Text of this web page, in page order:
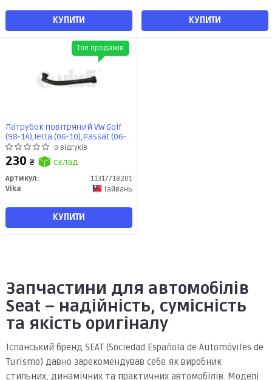
КУПИТИ КУПИТИ
Патрубок повітряний VW Golf
(98-14),Jetta (06-10),Passat (06-
11)/Audi A3 (97-13)/Seat Leon
(02-13) (11317718201) VIKA
0 відгуків
230 ₴ склад
Артикул:
11317718201
Vika
Тайвань
КУПИТИ
Топ продажів
Запчастини для автомобілів
Seat – надійність, сумісність
та якість оригіналу
Іспанський бренд SEAT (Sociedad Española de Automóviles de
Turismo) давно зарекомендував себе як виробник
стильних, динамічних та практичних автомобілів. Моделі